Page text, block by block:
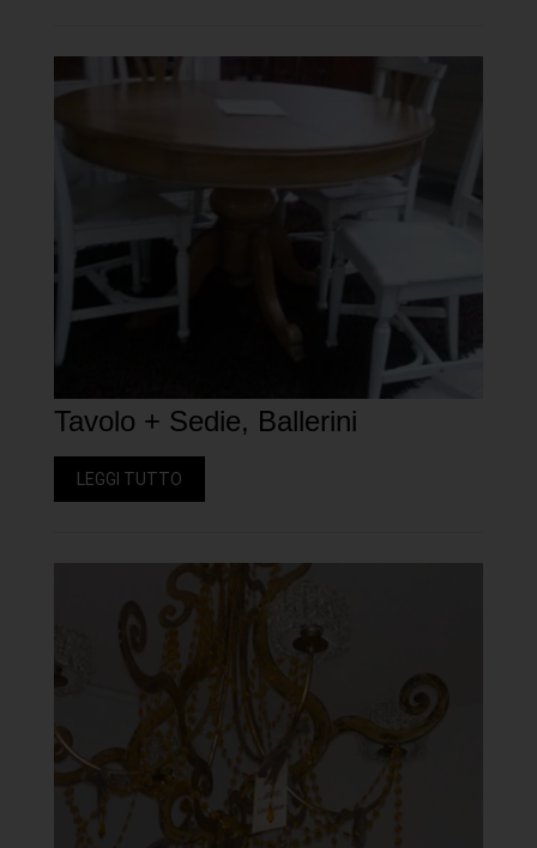
Tavolo + Sedie, Ballerini
LEGGI TUTTO